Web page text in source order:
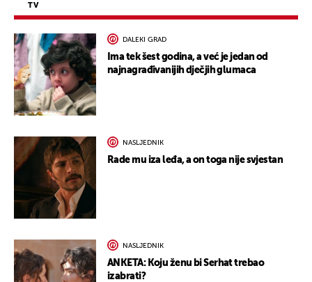
TV
DALEKI GRAD
Ima tek šest godina, a već je jedan od
najnagrađivanijih dječjih glumaca
NASLJEDNIK
Rade mu iza leđa, a on toga nije svjestan
NASLJEDNIK
ANKETA: Koju ženu bi Serhat trebao
izabrati?